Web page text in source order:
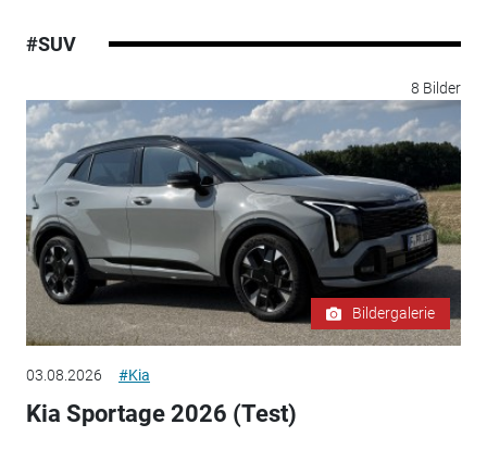
#SUV
8 Bilder
Bildergalerie
03.08.2026 #Kia
Kia Sportage 2026 (Test)